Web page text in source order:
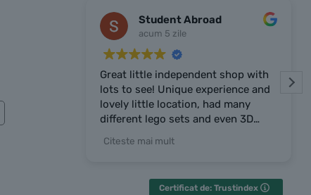
Student Abroad
acum 5 zile
Great little independent shop with
lots to see! Unique experience and
lovely little location, had many
different lego sets and even 3D
very chatty and friendly, highly
Citeste mai mult
Certificat de: Trustindex